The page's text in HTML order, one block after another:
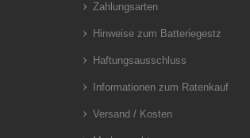
Zahlungsarten
Hinweise zum Batteriegestz
Haftungsausschluss
Informationen zum Ratenkauf
Versand / Kosten